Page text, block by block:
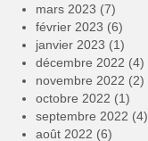
mars 2023 (7)
février 2023 (6)
janvier 2023 (1)
décembre 2022 (4)
novembre 2022 (2)
octobre 2022 (1)
septembre 2022 (4)
août 2022 (6)